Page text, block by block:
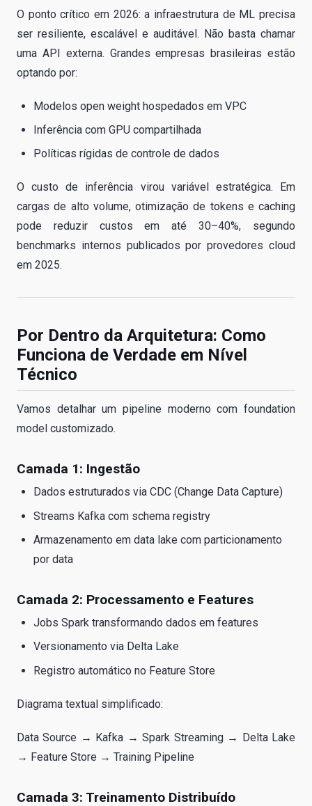
O ponto crítico em 2026: a infraestrutura de ML precisa
ser resiliente, escalável e auditável. Não basta chamar
uma API externa. Grandes empresas brasileiras estão
optando por:
Modelos open weight hospedados em VPC
Inferência com GPU compartilhada
Políticas rígidas de controle de dados
O custo de inferência virou variável estratégica. Em
cargas de alto volume, otimização de tokens e caching
pode reduzir custos em até 30–40%, segundo
benchmarks internos publicados por provedores cloud
em 2025.
Por Dentro da Arquitetura: Como
Funciona de Verdade em Nível
Técnico
Vamos detalhar um pipeline moderno com foundation
model customizado.
Camada 1: Ingestão
Dados estruturados via CDC (Change Data Capture)
Streams Kafka com schema registry
Armazenamento em data lake com particionamento
por data
Camada 2: Processamento e Features
Jobs Spark transformando dados em features
Versionamento via Delta Lake
Registro automático no Feature Store
Diagrama textual simplificado:
Data Source → Kafka → Spark Streaming → Delta Lake
→ Feature Store → Training Pipeline
Camada 3: Treinamento Distribuído